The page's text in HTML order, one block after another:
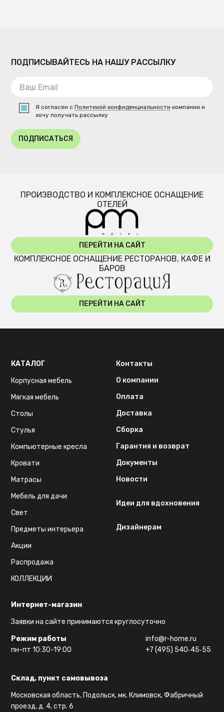
ПОДПИСЫВАЙТЕСЬ НА НАШУ РАССЫЛКУ
Я согласен сПолитикой конфиденциальности компании и
хочу получать рассылку
ПОДПИСАТЬСЯ
ПРОИЗВОДСТВО И КОМПЛЕКСНОЕ ОСНАЩЕНИЕ
ОТЕЛЕЙ
ПЕРЕЙТИ НА САЙТ
КОМПЛЕКСНОЕ ОСНАЩЕНИЕ РЕСТОРАНОВ, КАФЕ И
БАРОВ
ПЕРЕЙТИ НА САЙТ
Интернет-магазин
Заявки на сайте принимаются круглосуточно
Режим работы
пн-пт 10:30-19:00
info@r-home.ru
+7 (495) 540‑45‑55
Склад, пункт самовывоза
Московская область, Подольск, мк. Климовск, Фабричный
проезд, д. 4, стр. 6
КАТАЛОГ
Корпусная мебель
Мягкая мебель
Столы
Стулья
Компьютерные кресла
Кровати
Матрасы
Мебель для дачи
Свет
Предметы интерьера
Акции
Распродажа
КОЛЛЕКЦИИ
Контакты
О компании
Оплата
Доставка
Сборка
Гарантия и возврат
Документы
Новости
Идеи для вдохновения
Дизайнерам